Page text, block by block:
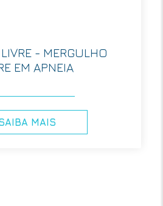
- MERGULHO
EM APNEIA
MAIS